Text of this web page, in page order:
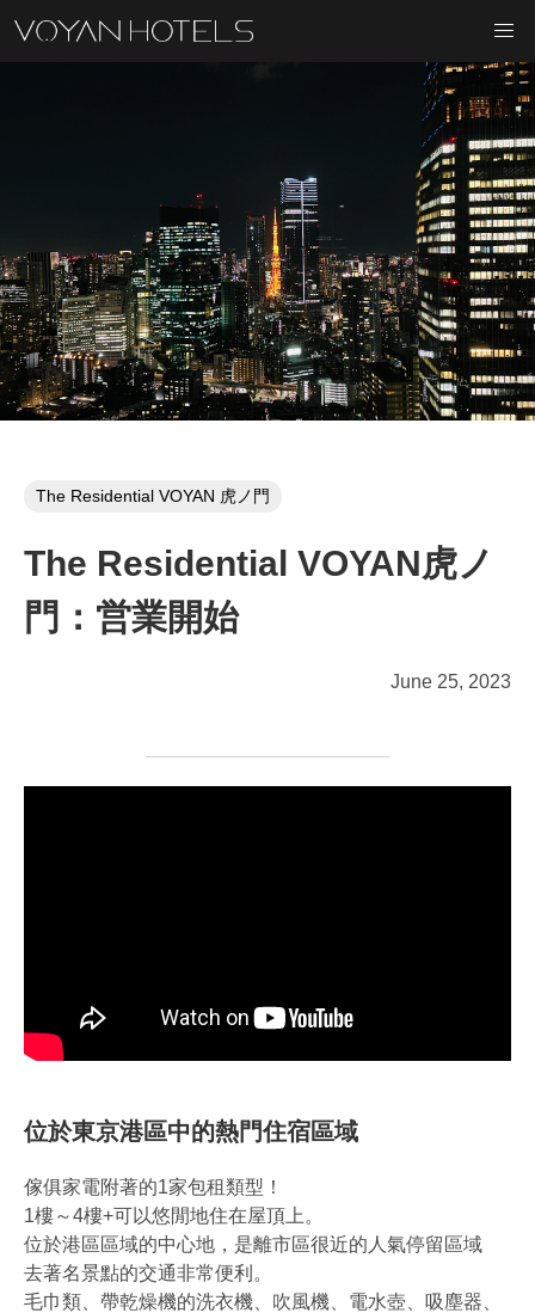
The Residential VOYAN 虎ノ門
The Residential VOYAN虎ノ
門：営業開始
June 25, 2023
位於東京港區中的熱門住宿區域
傢俱家電附著的1家包租類型！
1樓～4樓+可以悠閒地住在屋頂上。
位於港區區域的中心地，是離市區很近的人氣停留區域
去著名景點的交通非常便利。
毛巾類、帶乾燥機的洗衣機、吹風機、電水壺、吸塵器、